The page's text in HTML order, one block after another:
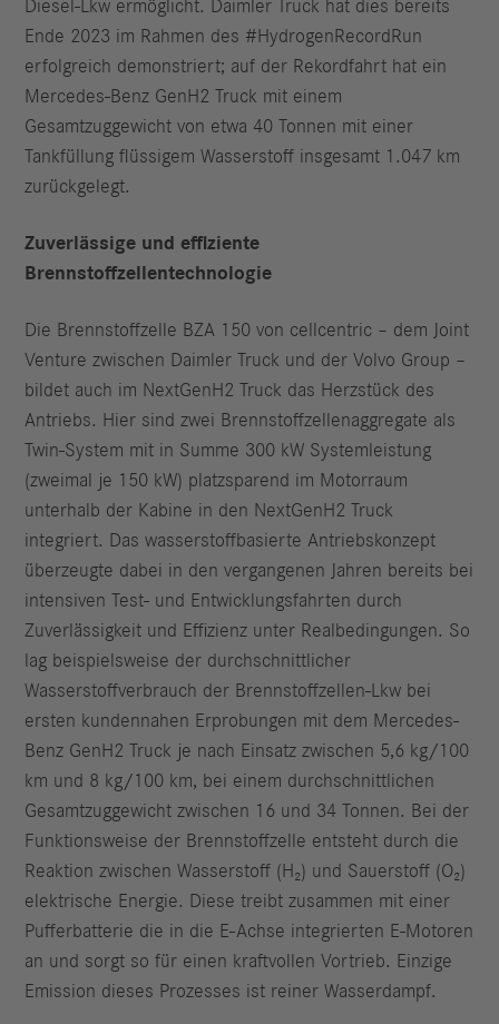
Diesel-Lkw ermöglicht. Daimler Truck hat dies bereits
Ende 2023 im Rahmen des #HydrogenRecordRun
erfolgreich demonstriert; auf der Rekordfahrt hat ein
Mercedes-Benz GenH2 Truck mit einem
Gesamtzuggewicht von etwa 40 Tonnen mit einer
Tankfüllung flüssigem Wasserstoff insgesamt 1.047 km
zurückgelegt.
Zuverlässige und effiziente
Brennstoffzellentechnologie
Die Brennstoffzelle BZA 150 von cellcentric – dem Joint
Venture zwischen Daimler Truck und der Volvo Group –
bildet auch im NextGenH2 Truck das Herzstück des
Antriebs. Hier sind zwei Brennstoffzellenaggregate als
Twin-System mit in Summe 300 kW Systemleistung
(zweimal je 150 kW) platzsparend im Motorraum
unterhalb der Kabine in den NextGenH2 Truck
integriert. Das wasserstoffbasierte Antriebskonzept
überzeugte dabei in den vergangenen Jahren bereits bei
intensiven Test- und Entwicklungsfahrten durch
Zuverlässigkeit und Effizienz unter Realbedingungen. So
lag beispielsweise der durchschnittlicher
Wasserstoffverbrauch der Brennstoffzellen-Lkw bei
ersten kundennahen Erprobungen mit dem Mercedes-
Benz GenH2 Truck je nach Einsatz zwischen 5,6 kg/100
km und 8 kg/100 km, bei einem durchschnittlichen
Gesamtzuggewicht zwischen 16 und 34 Tonnen. Bei der
Funktionsweise der Brennstoffzelle entsteht durch die
Reaktion zwischen Wasserstoff (H₂) und Sauerstoff (O₂)
elektrische Energie. Diese treibt zusammen mit einer
Pufferbatterie die in die E-Achse integrierten E-Motoren
an und sorgt so für einen kraftvollen Vortrieb. Einzige
Emission dieses Prozesses ist reiner Wasserdampf.